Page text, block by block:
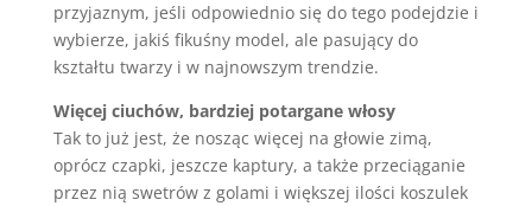
przyjaznym, jeśli odpowiednio się do tego podejdzie i
wybierze, jakiś fikuśny model, ale pasujący do
kształtu twarzy i w najnowszym trendzie.
Więcej ciuchów, bardziej potargane włosy
Tak to już jest, że nosząc więcej na głowie zimą,
oprócz czapki, jeszcze kaptury, a także przeciąganie
przez nią swetrów z golami i większej ilości koszulek